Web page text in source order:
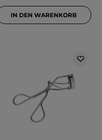
IN DEN WARENKORB